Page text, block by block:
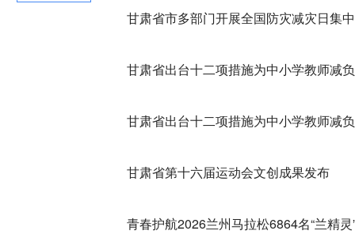
甘肃省市多部门开展全国防灾减灾日集
甘肃省出台十二项措施为中小学教师减负
甘肃省出台十二项措施为中小学教师减负
甘肃省第十六届运动会文创成果发布
青春护航2026兰州马拉松6864名“兰精灵